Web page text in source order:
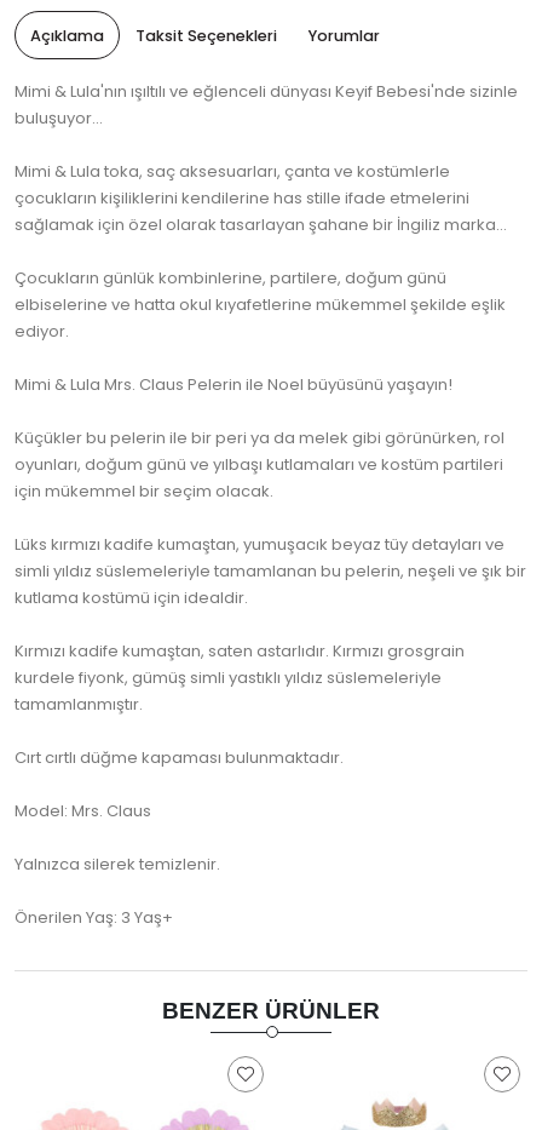
Açıklama Taksit Seçenekleri Yorumlar
Mimi & Lula'nın ışıltılı ve eğlenceli dünyası Keyif Bebesi'nde sizinle
buluşuyor...
Mimi & Lula toka, saç aksesuarları, çanta ve kostümlerle
çocukların kişiliklerini kendilerine has stille ifade etmelerini
sağlamak için özel olarak tasarlayan şahane bir İngiliz marka...
Çocukların günlük kombinlerine, partilere, doğum günü
elbiselerine ve hatta okul kıyafetlerine mükemmel şekilde eşlik
ediyor.
Mimi & Lula Mrs. Claus Pelerin ile Noel büyüsünü yaşayın!
Küçükler bu pelerin ile bir peri ya da melek gibi görünürken, rol
oyunları, doğum günü ve yılbaşı kutlamaları ve kostüm partileri
için mükemmel bir seçim olacak.
Lüks kırmızı kadife kumaştan, yumuşacık beyaz tüy detayları ve
simli yıldız süslemeleriyle tamamlanan bu pelerin, neşeli ve şık bir
kutlama kostümü için idealdir.
Kırmızı kadife kumaştan, saten astarlıdır. Kırmızı grosgrain
kurdele fiyonk, gümüş simli yastıklı yıldız süslemeleriyle
tamamlanmıştır.
Cırt cırtlı düğme kapaması bulunmaktadır.
Model: Mrs. Claus
Yalnızca silerek temizlenir.
Önerilen Yaş: 3 Yaş+
BENZER ÜRÜNLER